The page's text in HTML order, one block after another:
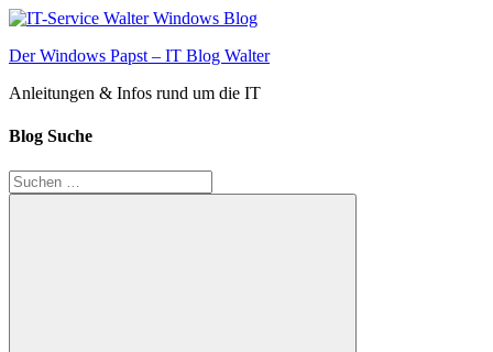
Zum
springen
Der Windows Papst – IT Blog Walter
Anleitungen & Infos rund um die IT
Blog Suche
Suchen
nach: